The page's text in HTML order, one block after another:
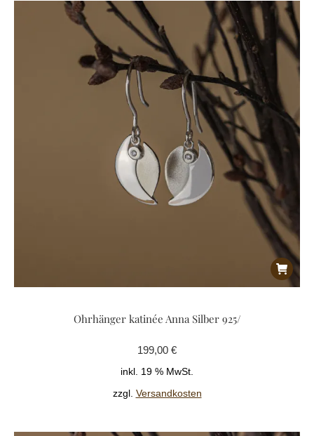
Ohrhänger katinée Anna Silber 925/
199,00 €
inkl. 19 % MwSt.
zzgl. Versandkosten